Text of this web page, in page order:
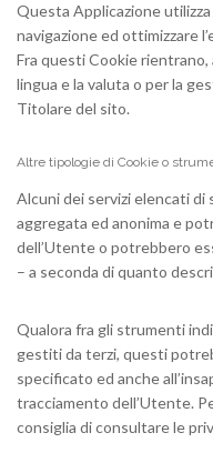
Questa Applicazione
navigazione ed ottimizzare
Fra questi Cookie rientrano,
lingua e la valuta o per la
Titolare del sito.
Altre tipologie di Cookie o
Alcuni dei servizi elencati
aggregata ed anonima e
dell’Utente o potrebbero
– a seconda di quanto
Qualora fra gli strumenti
gestiti da terzi, questi
specificato ed anche
tracciamento dell’Utente.
consiglia di consultare le